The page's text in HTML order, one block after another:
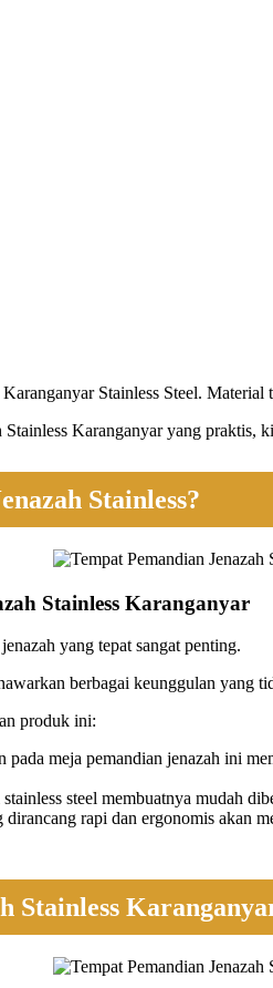
Stainless Steel.
Karanganyar yang praktis,
Stainless?
Stainless Karanganyar
yang tepat sangat penting.
berbagai keunggulan yang
produk ini:
pada meja pemandian jenazah ini
steel membuatnya mudah
rapi dan ergonomis akan
Stainless